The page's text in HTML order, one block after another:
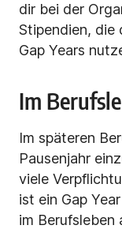
dir bei der
Stipendien, die
Gap Years
Im
Im späteren
Pausenjahr
viele
ist ein Gap
im Berufsleben